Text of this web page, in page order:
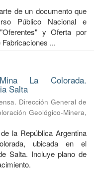
de un documento que
Público Nacional e
y Oferta por
...
La Colorada.
Salta
Dirección General de
Geológico-Minera,
la República Argentina
ubicada en el
Salta. Incluye plano de